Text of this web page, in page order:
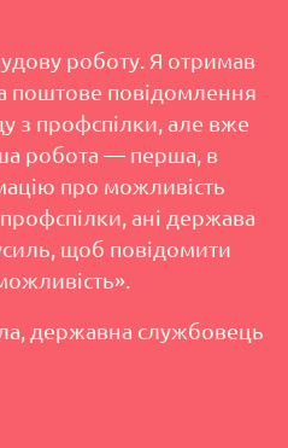
роботу. Я отримав
поштове повідомлення
з профспілки, але вже
робота — перша, в
про можливість
ані держава
щоб повідомити
державна службовець